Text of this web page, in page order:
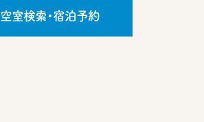
空室検索・宿泊予約